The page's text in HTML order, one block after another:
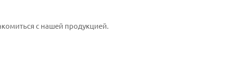
с нашей продукцией.